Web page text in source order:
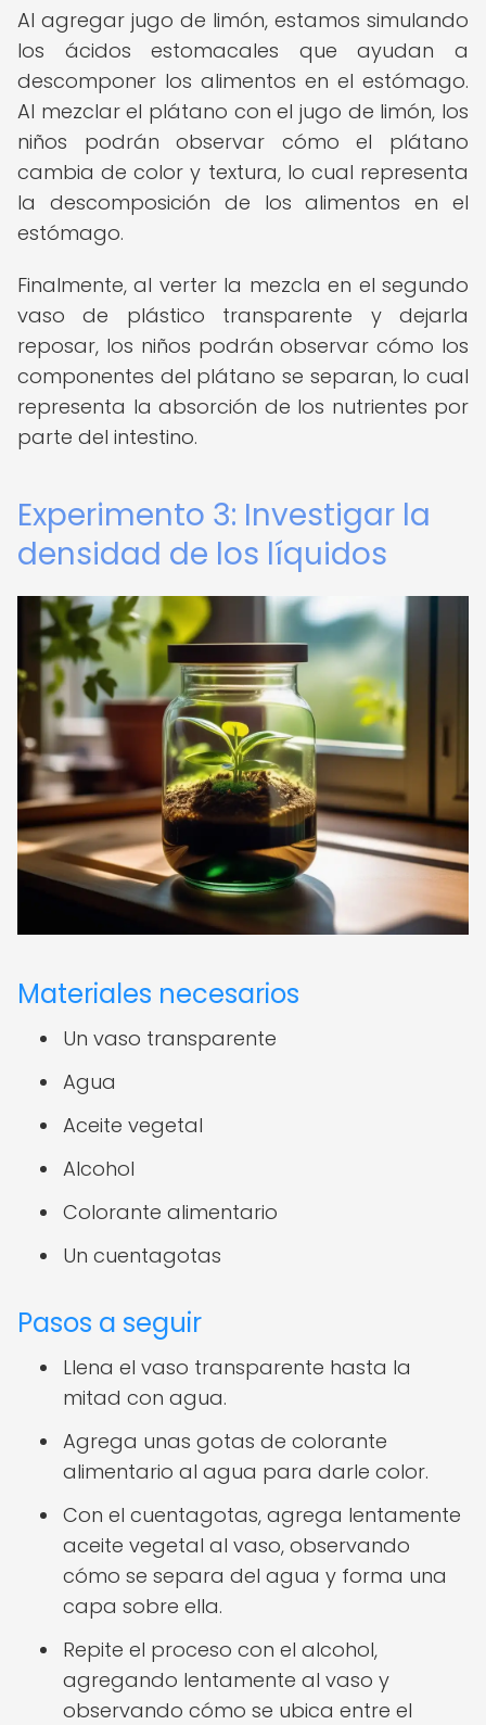
Al agregar jugo de limón, estamos simulando
los ácidos estomacales que ayudan a
descomponer los alimentos en el estómago.
Al mezclar el plátano con el jugo de limón, los
niños podrán observar cómo el plátano
cambia de color y textura, lo cual representa
la descomposición de los alimentos en el
estómago.
Finalmente, al verter la mezcla en el segundo
vaso de plástico transparente y dejarla
reposar, los niños podrán observar cómo los
componentes del plátano se separan, lo cual
representa la absorción de los nutrientes por
parte del intestino.
Experimento 3: Investigar la
densidad de los líquidos
Materiales necesarios
Un vaso transparente
Agua
Aceite vegetal
Alcohol
Colorante alimentario
Un cuentagotas
Pasos a seguir
Llena el vaso transparente hasta la
mitad con agua.
Agrega unas gotas de colorante
alimentario al agua para darle color.
Con el cuentagotas, agrega lentamente
aceite vegetal al vaso, observando
cómo se separa del agua y forma una
capa sobre ella.
Repite el proceso con el alcohol,
agregando lentamente al vaso y
observando cómo se ubica entre el